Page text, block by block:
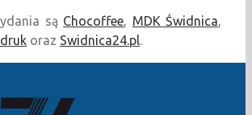
są Chocoffee, MDK Świdnica,
oraz Swidnica24.pl.